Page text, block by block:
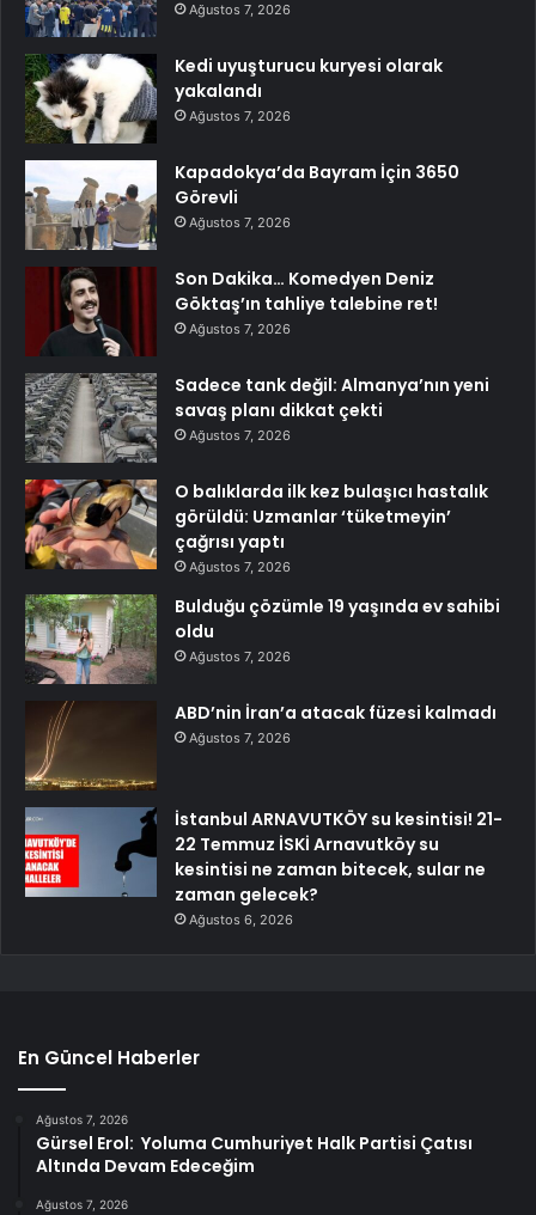
Ağustos 7, 2026
Kedi uyuşturucu kuryesi olarak
yakalandı
Ağustos 7, 2026
Kapadokya’da Bayram İçin 3650
Görevli
Ağustos 7, 2026
Son Dakika… Komedyen Deniz
Göktaş’ın tahliye talebine ret!
Ağustos 7, 2026
Sadece tank değil: Almanya’nın yeni
savaş planı dikkat çekti
Ağustos 7, 2026
O balıklarda ilk kez bulaşıcı hastalık
görüldü: Uzmanlar ‘tüketmeyin’
çağrısı yaptı
Ağustos 7, 2026
Bulduğu çözümle 19 yaşında ev sahibi
oldu
Ağustos 7, 2026
ABD’nin İran’a atacak füzesi kalmadı
Ağustos 7, 2026
İstanbul ARNAVUTKÖY su kesintisi! 21-
22 Temmuz İSKİ Arnavutköy su
kesintisi ne zaman bitecek, sular ne
zaman gelecek?
Ağustos 6, 2026
En Güncel Haberler
Ağustos 7, 2026
Gürsel Erol: Yoluma Cumhuriyet Halk Partisi Çatısı
Altında Devam Edeceğim
Ağustos 7, 2026